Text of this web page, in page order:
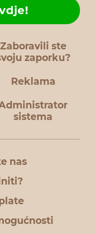
Zaboravili ste
zaporku?
Reklama
sistema
nas